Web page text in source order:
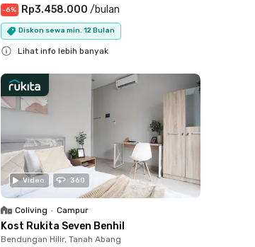
-6% Rp3.458.000 /bulan
Diskon sewa min. 12 Bulan
Lihat info lebih banyak
Video 360
Coliving • Campur
Kost Rukita Seven Benhil
Bendungan Hilir, Tanah Abang